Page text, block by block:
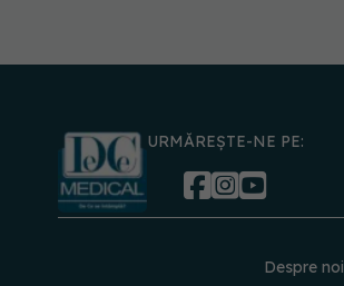
URMĂREȘTE-NE PE:
Despre noi